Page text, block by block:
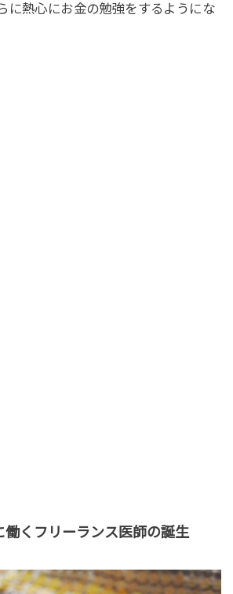
に熱心にお金の勉強をするようにな
働くフリーランス医師の誕生